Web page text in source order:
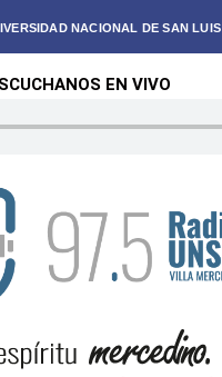
NACIONAL DE SAN LUIS
EN VIVO